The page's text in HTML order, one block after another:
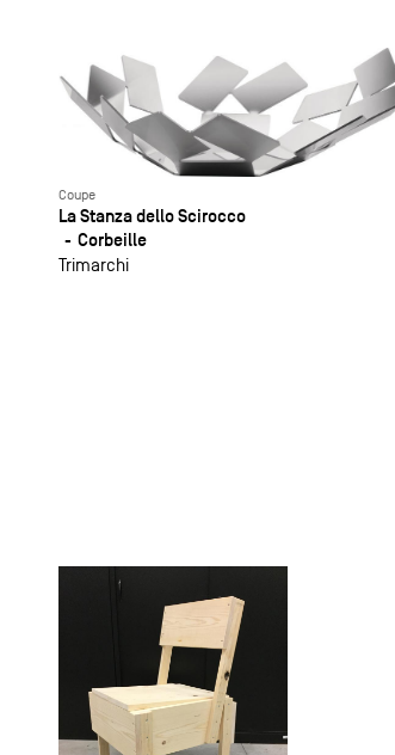
Coupe
La Stanza dello Scirocco
Corbeille
Trimarchi